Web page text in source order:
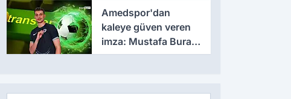
sözleşme
Amedspor'dan
kaleye güven veren
imza: Mustafa Burak
Bozan resmen